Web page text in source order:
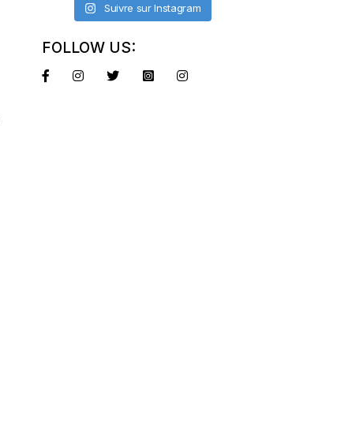
Suivre sur Instagram
FOLLOW US: